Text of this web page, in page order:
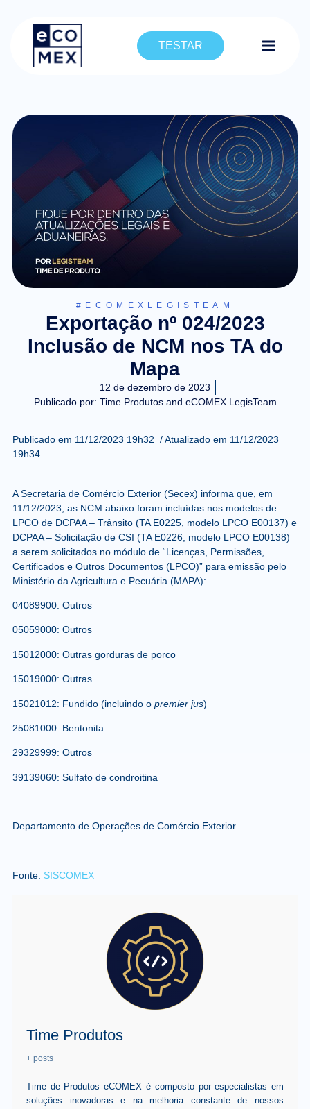
TESTAR
#ECOMEXLEGISTEAM
Exportação nº 024/2023
Inclusão de NCM nos TA do
Mapa
12 de dezembro de 2023
Publicado por: Time Produtos and eCOMEX LegisTeam
Publicado em 11/12/2023 19h32 /Atualizado em 11/12/2023
19h34
A Secretaria de Comércio Exterior (Secex) informa que, em
11/12/2023, as NCM abaixo foram incluídas nos modelos de
LPCO de DCPAA – Trânsito (TA E0225, modelo LPCO E00137) e
DCPAA – Solicitação de CSI (TA E0226, modelo LPCO E00138)
a serem solicitados no módulo de “Licenças, Permissões,
Certificados e Outros Documentos (LPCO)” para emissão pelo
Ministério da Agricultura e Pecuária (MAPA):
04089900: Outros
05059000: Outros
15012000: Outras gorduras de porco
15019000: Outras
15021012: Fundido (incluindo o premier jus)
25081000: Bentonita
29329999: Outros
39139060: Sulfato de condroitina
Departamento de Operações de Comércio Exterior
Fonte: SISCOMEX
Time Produtos
+ posts
Time de Produtos eCOMEX é composto por especialistas em
soluções inovadoras e na melhoria constante de nossos